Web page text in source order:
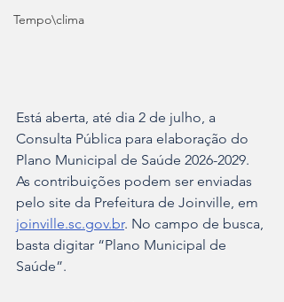
Tempo\clima
Está aberta, até dia 2 de julho, a
Consulta Pública para elaboração do
Plano Municipal de Saúde 2026-2029.
As contribuições podem ser enviadas
pelo site da Prefeitura de Joinville, em
joinville.sc.gov.br. No campo de busca,
basta digitar “Plano Municipal de
Saúde”.